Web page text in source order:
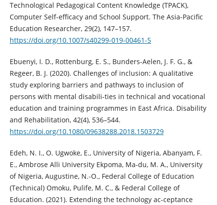
Technological Pedagogical Content Knowledge (TPACK),
Computer Self-efficacy and School Support. The Asia-Pacific
Education Researcher, 29(2), 147–157.
https://doi.org/10.1007/s40299-019-00461-5
Ebuenyi, I. D., Rottenburg, E. S., Bunders-Aelen, J. F. G., &
Regeer, B. J. (2020). Challenges of inclusion: A qualitative
study exploring barriers and pathways to inclusion of
persons with mental disabili-ties in technical and vocational
education and training programmes in East Africa. Disability
and Rehabilitation, 42(4), 536–544.
https://doi.org/10.1080/09638288.2018.1503729
Edeh, N. I., O. Ugwoke, E., University of Nigeria, Abanyam, F.
E., Ambrose Alli University Ekpoma, Ma-du, M. A., University
of Nigeria, Augustine, N.-O., Federal College of Education
(Technical) Omoku, Pulife, M. C., & Federal College of
Education. (2021). Extending the technology ac-ceptance